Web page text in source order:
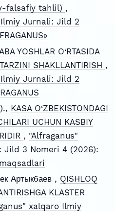
falsafiy tahlil) ,
Jurnali: Jild 2
YOSHLAR O‘RTASIDA
SHAKLLANTIRISH ,
Jurnali: Jild 2
KASA O‘ZBEKISTONDAGI
UCHUN KASBIY
, "Alfraganus"
3 Nomeri 4 (2026):
Артыкбаев , QISHLOQ
KLASTER
xalqaro Ilmiy